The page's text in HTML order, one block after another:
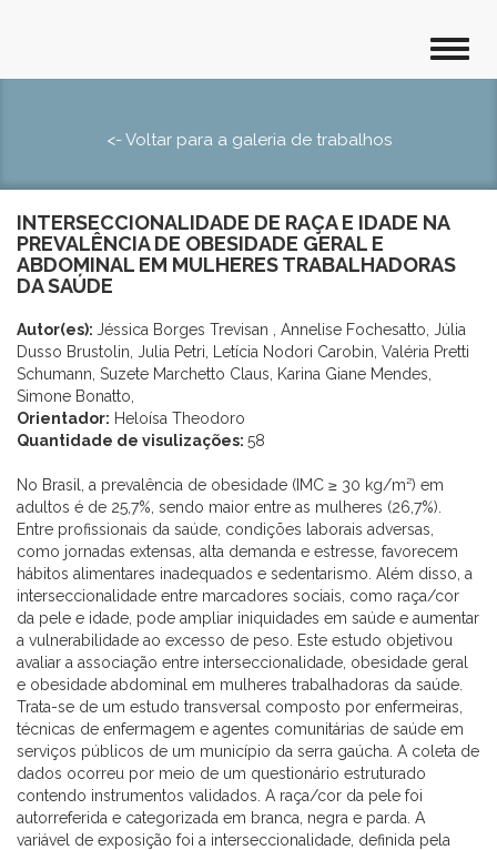
<- Voltar para a galeria de trabalhos
INTERSECCIONALIDADE DE RAÇA E IDADE NA
PREVALÊNCIA DE OBESIDADE GERAL E
ABDOMINAL EM MULHERES TRABALHADORAS
DA SAÚDE
Autor(es): Jéssica Borges Trevisan , Annelise Fochesatto, Júlia
Dusso Brustolin, Julia Petri, Letícia Nodori Carobin, Valéria Pretti
Schumann, Suzete Marchetto Claus, Karina Giane Mendes,
Simone Bonatto,
Orientador: Heloísa Theodoro
Quantidade de visulizações: 58
No Brasil, a prevalência de obesidade (IMC ≥ 30 kg/m²) em
adultos é de 25,7%, sendo maior entre as mulheres (26,7%).
Entre profissionais da saúde, condições laborais adversas,
como jornadas extensas, alta demanda e estresse, favorecem
hábitos alimentares inadequados e sedentarismo. Além disso, a
interseccionalidade entre marcadores sociais, como raça/cor
da pele e idade, pode ampliar iniquidades em saúde e aumentar
a vulnerabilidade ao excesso de peso. Este estudo objetivou
avaliar a associação entre interseccionalidade, obesidade geral
e obesidade abdominal em mulheres trabalhadoras da saúde.
Trata-se de um estudo transversal composto por enfermeiras,
técnicas de enfermagem e agentes comunitárias de saúde em
serviços públicos de um município da serra gaúcha. A coleta de
dados ocorreu por meio de um questionário estruturado
contendo instrumentos validados. A raça/cor da pele foi
autorreferida e categorizada em branca, negra e parda. A
variável de exposição foi a interseccionalidade, definida pela